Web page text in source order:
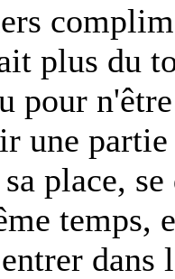
plus du
pour
une
place,
temps,
dans